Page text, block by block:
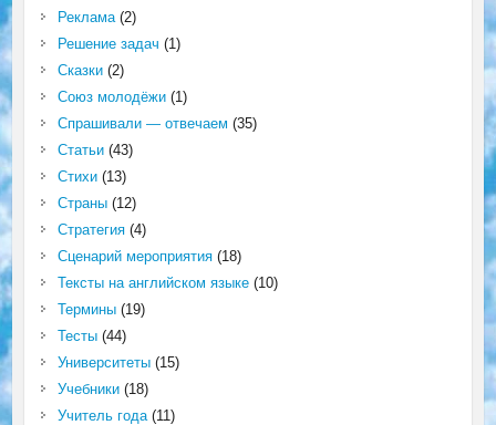
Реклама(2)
Решение задач (1)
Сказки(2)
Союз молодёжи(1)
Спрашивали — отвечаем (35)
Статьи(43)
Стихи(13)
Страны(12)
Стратегия(4)
Сценарий мероприятия(18)
Тексты на английском языке(10)
Термины(19)
Тесты(44)
Университеты(15)
Учебники(18)
Учитель года(11)